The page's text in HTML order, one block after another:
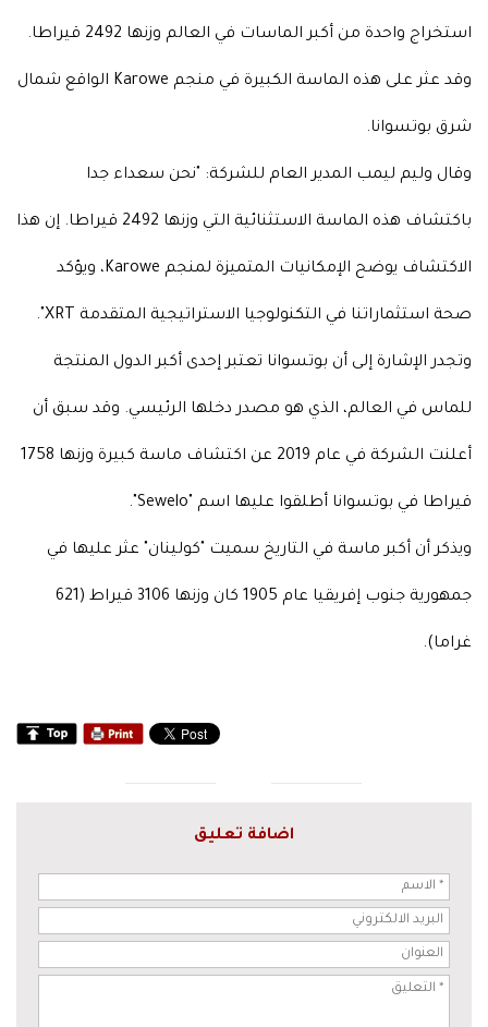
استخراج واحدة من أكبر الماسات في العالم وزنها 2492 قيراطا.
وقد عثر على هذه الماسة الكبيرة في منجم Karowe الواقع شمال
شرق بوتسوانا.
وقال وليم ليمب المدير العام للشركة: "نحن سعداء جدا
باكتشاف هذه الماسة الاستثنائية التي وزنها 2492 قيراطا. إن هذا
الاكتشاف يوضح الإمكانيات المتميزة لمنجم Karowe، ويؤكد
صحة استثماراتنا في التكنولوجيا الاستراتيجية المتقدمة XRT".
وتجدر الإشارة إلى أن بوتسوانا تعتبر إحدى أكبر الدول المنتجة
للماس في العالم، الذي هو مصدر دخلها الرئيسي. وقد سبق أن
أعلنت الشركة في عام 2019 عن اكتشاف ماسة كبيرة وزنها 1758
قيراطا في بوتسوانا أطلقوا عليها اسم "Sewelo".
ويذكر أن أكبر ماسة في التاريخ سميت "كولينان" عثر عليها في
جمهورية جنوب إفريقيا عام 1905 كان وزنها 3106 قيراط (621
غراما).
اضافة تعليق